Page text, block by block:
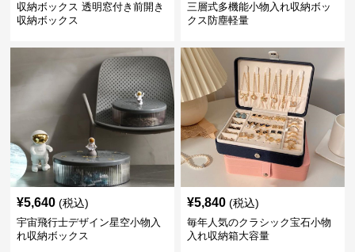
収納ボックス 透明窓付き前開き
収納ボックス
三層式多機能小物入れ収納ボッ
クス防塵軽量
¥5,640 (税込)
宇宙飛行士デザイン星空小物入
れ収納ボックス
¥5,840 (税込)
毎年人気のクラシック宝石小物
入れ収納箱大容量